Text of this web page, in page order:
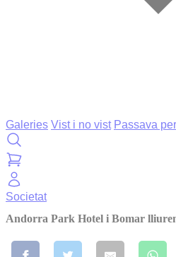
Galeries Vist i no vist Passava
Societat
Andorra Park Hotel i Bomar